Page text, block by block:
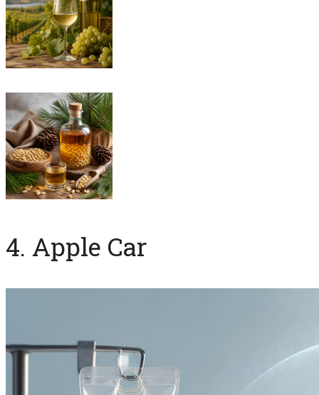
4. Apple Car